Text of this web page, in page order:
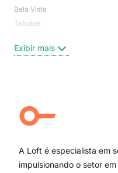
Bela Vista
Tatuapé
Centro
Campo Belo
Ipiranga
Paraíso
Itaim Bibi
Exibir mais
A Loft é especialista em
impulsionando o setor